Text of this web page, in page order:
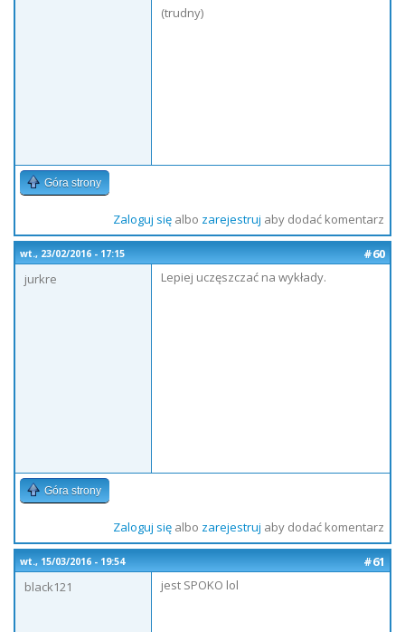
(trudny)
Góra strony
Zaloguj sięalbo zarejestruj aby dodać komentarz
wt., 23/02/2016 - 17:15
#60
jurkre
Lepiej uczęszczać na wykłady.
Góra strony
Zaloguj sięalbo zarejestruj aby dodać komentarz
wt., 15/03/2016 - 19:54
#61
black121
jest SPOKO lol